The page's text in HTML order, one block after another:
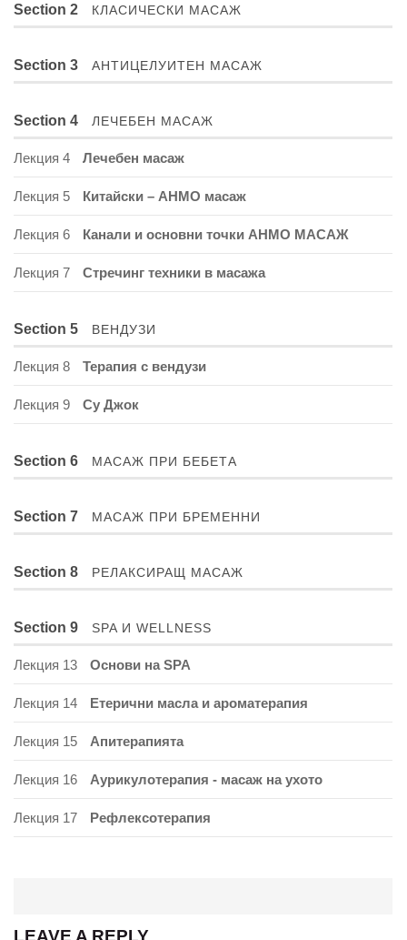
Section 2 КЛАСИЧЕСКИ МАСАЖ
Section 3 АНТИЦЕЛУИТЕН МАСАЖ
Section 4 ЛЕЧЕБЕН МАСАЖ
Лекция 4 Лечебен масаж
Лекция 5 Китайски – АНМО масаж
Лекция 6 Канали и основни точки АНМО МАСАЖ
Лекция 7 Стречинг техники в масажа
Section 5 ВЕНДУЗИ
Лекция 8 Терапия с вендузи
Лекция 9 Су Джок
Section 6 МАСАЖ ПРИ БЕБЕТА
Section 7 МАСАЖ ПРИ БРЕМЕННИ
Section 8 РЕЛАКСИРАЩ МАСАЖ
Section 9 SPA И WELLNESS
Лекция 13 Основи на SPA
Лекция 14 Етерични масла и ароматерапия
Лекция 15 Апитерапията
Лекция 16 Аурикулотерапия - масаж на ухото
Лекция 17 Рефлексотерапия
LEAVE A REPLY